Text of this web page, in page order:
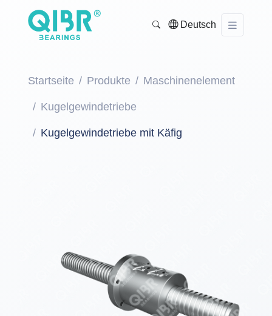
Deutsch
Startseite Produkte Maschinenelement
Kugelgewindetriebe
Kugelgewindetriebe mit Käfig